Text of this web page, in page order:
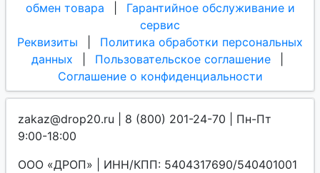
обмен товара
Гарантийное обслуживание и
сервис
Реквизиты
Политика обработки персональных
данных
Пользовательское соглашение
Соглашение о конфиденциальности
zakaz@drop20.ru | 8 (800) 201-24-70 | Пн-Пт
9:00-18:00
ООО «ДРОП» | ИНН/КПП: 5404317690/540401001